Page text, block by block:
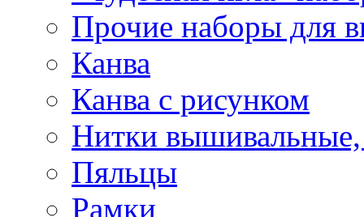
Прочие наборы для
Канва
Канва с рисунком
Нитки
Пяльцы
Рамки